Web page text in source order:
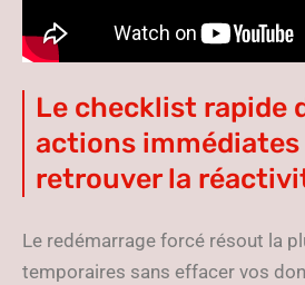
Le checklist rapide
actions
retrouver la
Le redémarrage forcé résout la
temporaires sans effacer vos